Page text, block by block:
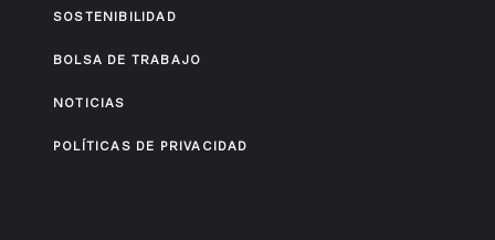
SOSTENIBILIDAD
BOLSA DE TRABAJO
NOTICIAS
POLÍTICAS DE PRIVACIDAD